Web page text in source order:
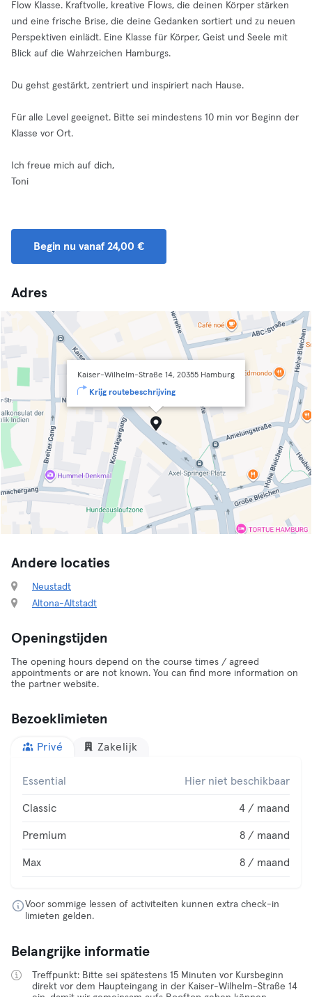
Flow Klasse. Kraftvolle, kreative Flows, die deinen Körper stärken
und eine frische Brise, die deine Gedanken sortiert und zu neuen
Perspektiven einlädt. Eine Klasse für Körper, Geist und Seele mit
Blick auf die Wahrzeichen Hamburgs.
Du gehst gestärkt, zentriert und inspiriert nach Hause.
Für alle Level geeignet. Bitte sei mindestens 10 min vor Beginn der
Klasse vor Ort.
Ich freue mich auf dich,
Toni
Begin nu vanaf 24,00 €
Adres
Kaiser-Wilhelm-Straße 14, 20355 Hamburg
Krijg routebeschrijving
Andere locaties
Neustadt
Altona-Altstadt
Openingstijden
The opening hours depend on the course times / agreed
appointments or are not known. You can find more information on
the partner website.
Bezoeklimieten
Privé Zakelijk
Essential Hier niet beschikbaar
Classic 4 / maand
Premium 8 / maand
Max 8 / maand
Voor sommige lessen of activiteiten kunnen extra check-in
limieten gelden.
Belangrijke informatie
Treffpunkt: Bitte sei spätestens 15 Minuten vor Kursbeginn
direkt vor dem Haupteingang in der Kaiser-Wilhelm-Straße 14